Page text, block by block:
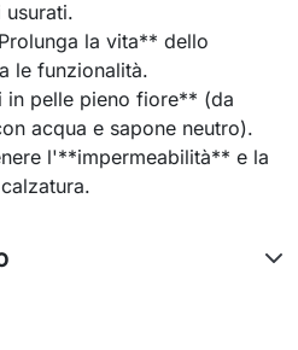
usurati.
la vita** dello
le funzionalità.
pelle pieno fiore** (da
acqua e sapone neutro).
l'**impermeabilità** e la